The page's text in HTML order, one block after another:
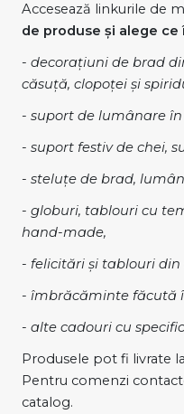
Accesează linkurile de
de produse și alege ce
- decorațiuni de brad
căsuță, clopoței și
- suport de lumânare
- suport festiv de chei,
- steluțe de brad,
- globuri, tablouri cu
hand-made,
- felicitări și tablouri din
- îmbrăcăminte făcută
- alte cadouri cu
Produsele pot fi livrate
Pentru comenzi
catalog.